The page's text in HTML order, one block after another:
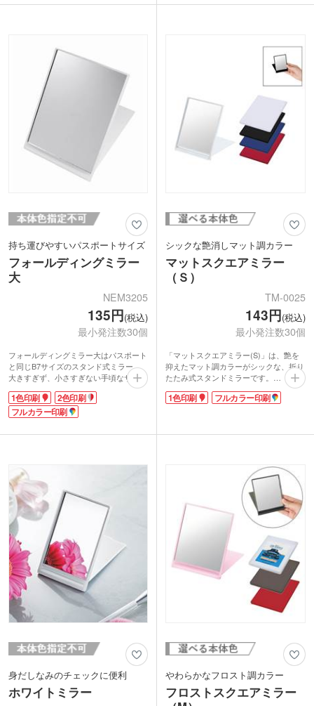
1色印刷とフルカラーインクジェット印
におすすめ！
す。コンパクトサイズなので、バッグに
の高いノベルティが製作できます。企業
ロゴや学校名を印刷して、企業セミナー
や学校説明会の来場者プレゼントにいか
持ち運びやすいパスポートサイズ
フォールディングミラー
大
NEM3205
135円(税込)
最小発注数30個
フォールディングミラー大はパスポート
と同じB7サイズのスタンド式ミラー。
大きすぎず、小さすぎない手頃なサイズ
が魅力。鞄やポーチに入れて持ち運びし
やすいので、さっと取り出して身だしな
みチェック可能!荷物を軽くしたい旅行
やレジャーにもおすすめです。
印刷範囲を大きくとれるので広告効果も
ティ、キャラクターグッズの制作など幅
広く活用できますよ。
1色印刷
2色印刷
フルカラー印刷
シックな艶消しマット調カラー
マットスクエアミラー
（Ｓ）
TM-0025
143円(税込)
最小発注数30個
「マットスクエアミラー(S)」は、艶を
抑えたマット調カラーがシックな、折り
たたみ式スタンドミラーです。
バッグやウエストポーチだけでなく、背
広の胸ポケットにも収まるコンパクトサ
とが出来ます。
1色印刷 フルカラー印刷
身だしなみのチェックに便利
ホワイトミラー
やわらかなフロスト調カラー
フロストスクエアミラー